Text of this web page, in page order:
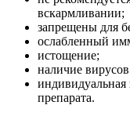
вскармливании;
запрещены для
ослабленный
истощение;
наличие
индивидуальная
препарата.